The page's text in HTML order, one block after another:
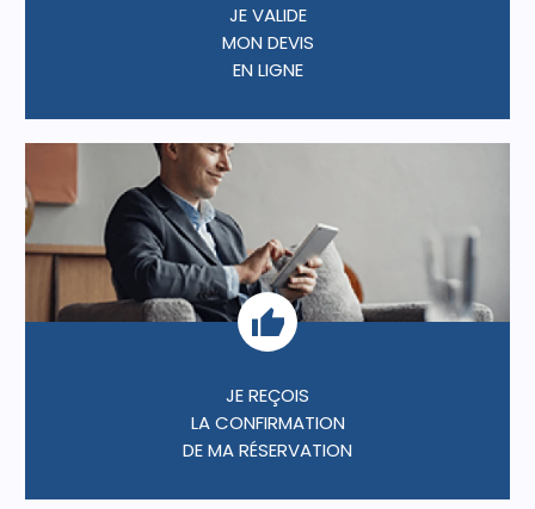
JE VALIDE
MON DEVIS
EN LIGNE
JE REÇOIS
LA CONFIRMATION
DE MA RÉSERVATION